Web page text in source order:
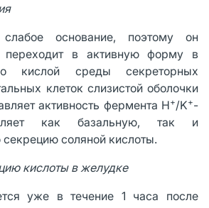
основание, поэтому он
переходит в активную форму в
кислой среды секреторных
клеток слизистой оболочки
активность фермента H+/K+-
как базальную, так и
соляной кислоты.
кислоты в желудке
уже в течение 1 часа после